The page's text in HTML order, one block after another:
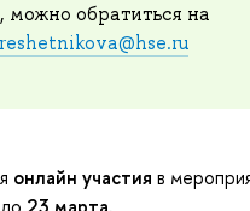
можно обратиться на
онлайн участия в